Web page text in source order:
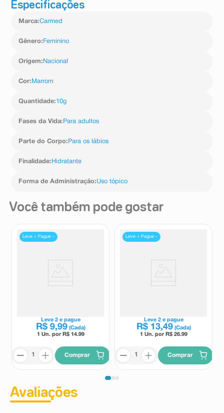
Aplique o balm sempre que precisar de hidratação.
protegidos e refrescantes.
Especificações
Marca:Carmed
Gênero: Feminino
Origem: Nacional
Cor: Marrom
Quantidade:10g
Fases da Vida: Para adultos
Parte do Corpo: Para os lábios
Finalidade: Hidratante
Forma de Administração:Uso tópico
Você também pode gostar
Leve + Pague -
Leve 2e pague
R$ 9,99 (Cada)
1 Un. por R$ 14.99
Comprar
Leve + Pague -
Leve 2e pague
R$ 13,49 (Cada)
1 Un. por R$ 26.99
Comprar
Avaliações